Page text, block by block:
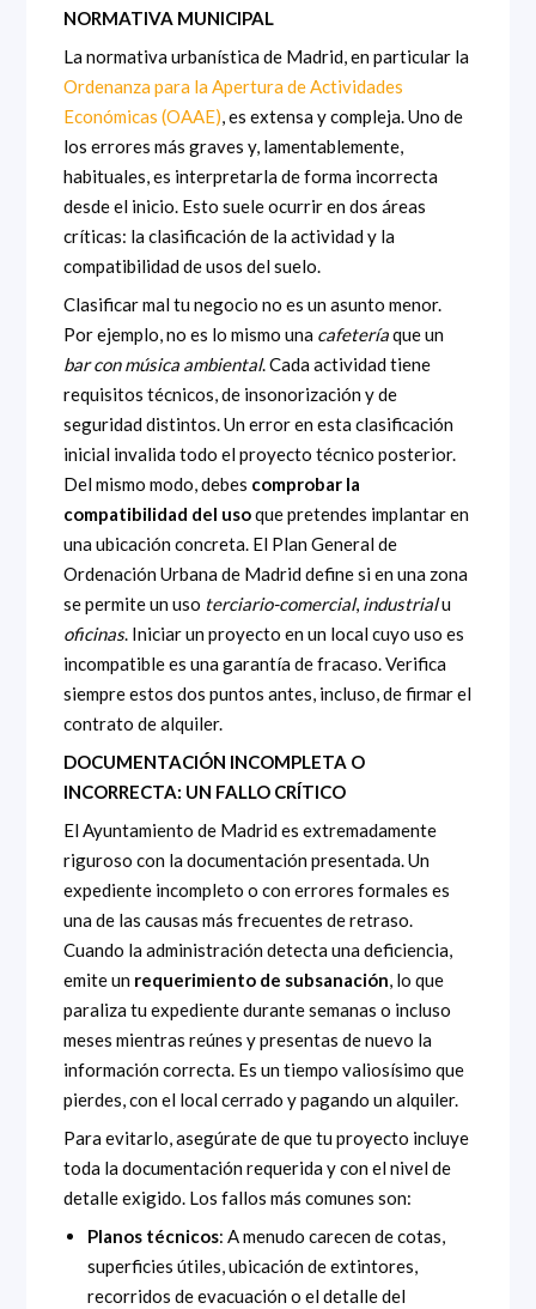
NORMATIVA MUNICIPAL
La normativa urbanística de Madrid, en particular la
Ordenanza para la Apertura de Actividades
Económicas (OAAE), es extensa y compleja. Uno de
los errores más graves y, lamentablemente,
habituales, es interpretarla de forma incorrecta
desde el inicio. Esto suele ocurrir en dos áreas
críticas: la clasificación de la actividad y la
compatibilidad de usos del suelo.
Clasificar mal tu negocio no es un asunto menor.
Por ejemplo, no es lo mismo una cafeteríaque un
bar con música ambiental. Cada actividad tiene
requisitos técnicos, de insonorización y de
seguridad distintos. Un error en esta clasificación
inicial invalida todo el proyecto técnico posterior.
Del mismo modo, debes comprobar la
compatibilidad del usoque pretendes implantar en
una ubicación concreta. El Plan General de
Ordenación Urbana de Madrid define si en una zona
se permite un uso terciario-comercial, industrialu
oficinas. Iniciar un proyecto en un local cuyo uso es
incompatible es una garantía de fracaso. Verifica
siempre estos dos puntos antes, incluso, de firmar el
contrato de alquiler.
DOCUMENTACIÓN INCOMPLETA O
INCORRECTA: UN FALLO CRÍTICO
El Ayuntamiento de Madrid es extremadamente
riguroso con la documentación presentada. Un
expediente incompleto o con errores formales es
una de las causas más frecuentes de retraso.
Cuando la administración detecta una deficiencia,
emite un requerimiento de subsanación, lo que
paraliza tu expediente durante semanas o incluso
meses mientras reúnes y presentas de nuevo la
información correcta. Es un tiempo valiosísimo que
pierdes, con el local cerrado y pagando un alquiler.
Para evitarlo, asegúrate de que tu proyecto incluye
toda la documentación requerida y con el nivel de
detalle exigido. Los fallos más comunes son:
Planos técnicos: A menudo carecen de cotas,
superficies útiles, ubicación de extintores,
recorridos de evacuación o el detalle del